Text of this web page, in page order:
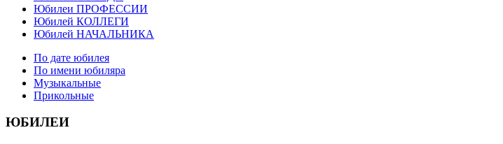
Юбилеи ПРОФЕССИИ
Юбилей КОЛЛЕГИ
Юбилей НАЧАЛЬНИКА
По дате юбилея
По имени юбиляра
Музыкальные
Прикольные
ЮБИЛЕИ